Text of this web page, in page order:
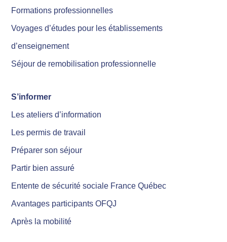
Formations professionnelles
Voyages d’études pour les établissements
d’enseignement
Séjour de remobilisation professionnelle
S’informer
Les ateliers d’information
Les permis de travail
Préparer son séjour
Partir bien assuré
Entente de sécurité sociale France Québec
Avantages participants OFQJ
Après la mobilité